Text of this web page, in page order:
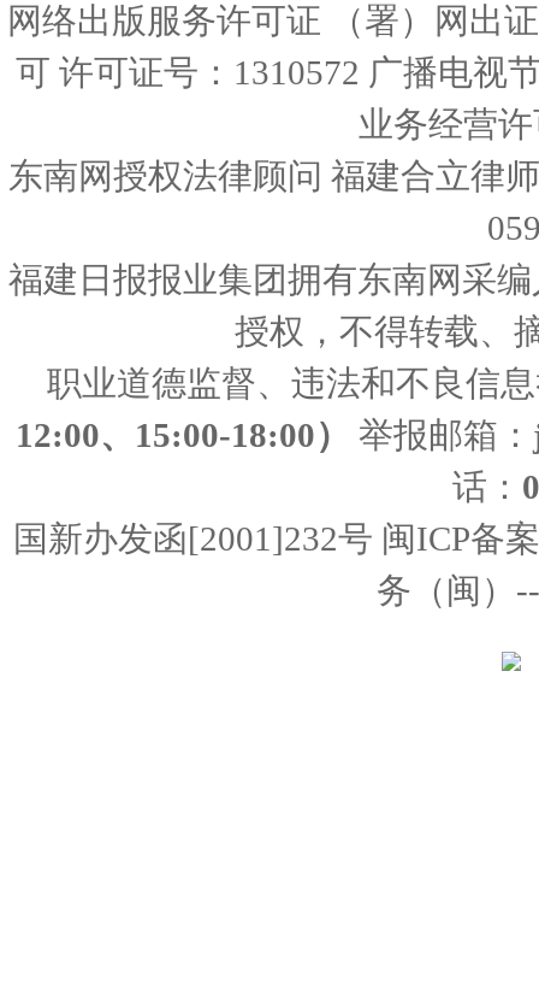
网络出版服务许可证 （署）网出
可 许可证号：1310572 广播电视
业务经营
东南网授权法律顾问 福建合立律
福建日报报业集团拥有东南网采
授权，不得转载、
职业道德监督、违法和不良信
12:00、15:00-18:00）
举报邮箱：
话：
国新办发函[2001]232号 闽ICP备
务（闽）